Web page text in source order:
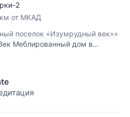
2
от МКАД
поселок «Изумрудный век»»
Меблированный дом в
век. Планировка дома: 1
на террасу, кухня,
сауна, душевая, комната